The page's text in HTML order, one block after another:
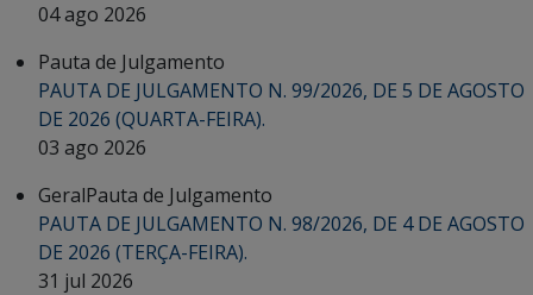
04 ago 2026
Pauta de Julgamento
PAUTA DE JULGAMENTO N. 99/2026, DE 5 DE AGOSTO
DE 2026 (QUARTA-FEIRA).
03 ago 2026
GeralPauta de Julgamento
PAUTA DE JULGAMENTO N. 98/2026, DE 4 DE AGOSTO
DE 2026 (TERÇA-FEIRA).
31 jul 2026